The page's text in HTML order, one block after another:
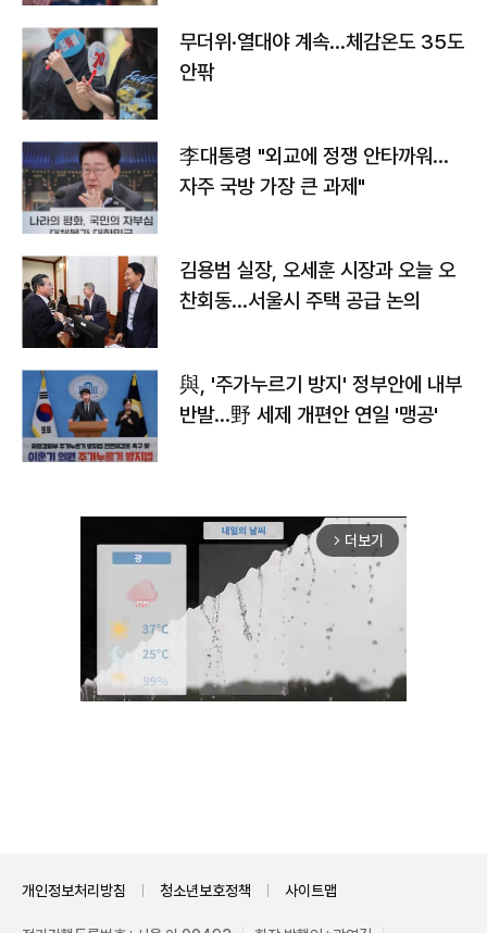
무더위·열대야 계속…체감온도 35도
안팎
李대통령 "외교에 정쟁 안타까워…
자주 국방 가장 큰 과제"
김용범 실장, 오세훈 시장과 오늘 오
찬회동...서울시 주택 공급 논의
與, '주가누르기 방지' 정부안에 내부
반발…野 세제 개편안 연일 '맹공'
arrow_forward_ios 더보기
개인정보처리방침 청소년보호정책 사이트맵